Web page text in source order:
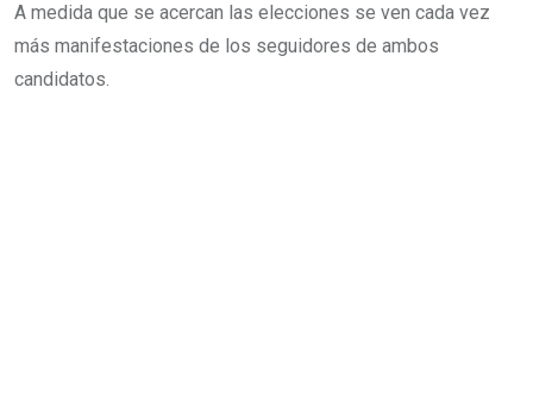
A medida que se acercan las elecciones se ven cada vez
más manifestaciones de los seguidores de ambos
candidatos.